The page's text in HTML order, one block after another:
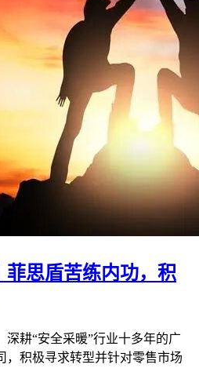
思盾苦练内功，积
深耕“安全采暖”行业十多年的广
，积极寻求转型并针对零售市场